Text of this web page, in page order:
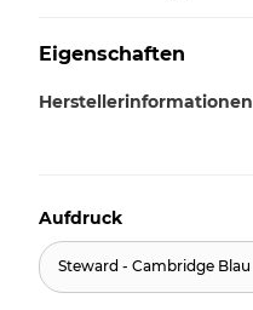
Eigenschaften
Herstellerinformationen
Aufdruck
Steward - Cambridge Blau